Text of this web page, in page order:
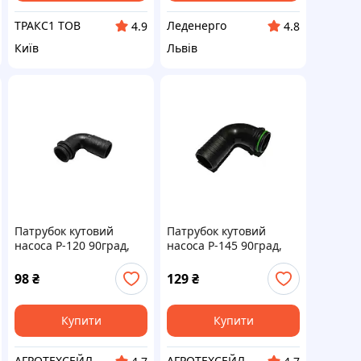
ТРАКС1 ТОВ
4.9
Київ
Леденерго
4.8
Львів
Патрубок кутовий
насоса Р-120 90град,
Д=32 мм, гайка G1 1/4,
Agroplast | AP21К32
98₴
Купити
Патрубок кутовий
насоса Р-145 90град,
Д=40 мм, гайка G1 1/2,
Agroplast | AP14К40
129₴
Купити